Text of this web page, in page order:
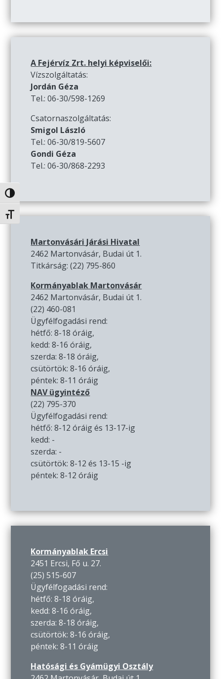
Nagy kontraszt váltása
Betűméret váltása
A Fejérvíz Zrt. helyi képviselői:
Vízszolgáltatás:
Jordán Géza
Tel.: 06-30/598-1269
Csatornaszolgáltatás:
Smigol László
Tel.: 06-30/819-5607
Gondi Géza
Tel.: 06-30/868-2293
Martonvásári Járási Hivatal
2462 Martonvásár, Budai út 1.
Titkárság: (22) 795-860
Kormányablak Martonvásár
2462 Martonvásár, Budai út 1.
(22) 460-081
Ügyfélfogadási rend:
hétfő: 8-18 óráig,
kedd: 8-16 óráig,
szerda: 8-18 óráig,
csütörtök: 8-16 óráig,
péntek: 8-11 óráig
NAV ügyintéző
(22) 795-370
Ügyfélfogadási rend:
hétfő: 8-12 óráig és 13-17-ig
kedd: -
szerda: -
csütörtök: 8-12 és 13-15 -ig
péntek: 8-12 óráig
Kormányablak Ercsi
2451 Ercsi, Fő u. 27.
(25) 515-607
Ügyfélfogadási rend:
hétfő: 8-18 óráig,
kedd: 8-16 óráig,
szerda: 8-18 óráig,
csütörtök: 8-16 óráig,
péntek: 8-11 óráig
Hatósági és Gyámügyi Osztály